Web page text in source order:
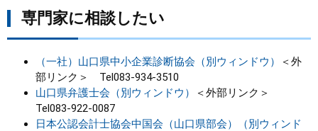
専門家に相談したい
（一社）山口県中小企業診断協会（別ウィンドウ）
＜外
部リンク＞
Tel083-934-3510
山口県弁護士会（別ウィンドウ）
＜外部リンク＞
Tel083-922-0087
日本公認会計士協会中国会（山口県部会）（別ウィンド